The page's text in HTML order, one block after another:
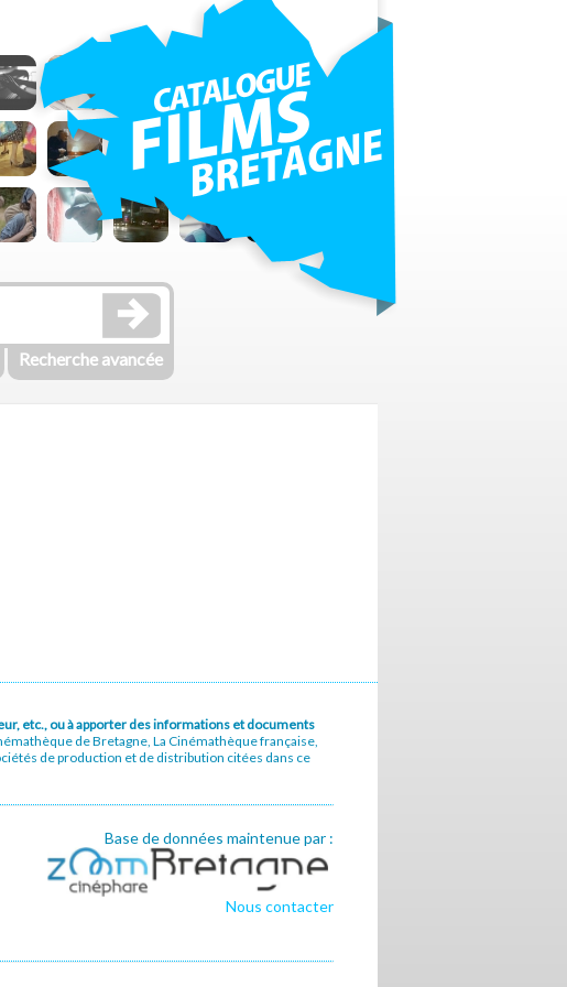
Recherche avancée
etc., ou à apporter des informations et documents
de Bretagne, La Cinémathèque française,
de production et de distribution citées dans ce
Base de données maintenue par :
Nous contacter